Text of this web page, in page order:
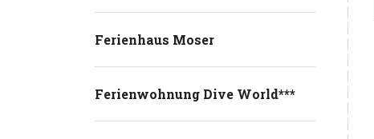
Ferienhaus Moser
Ferienwohnung Dive World***